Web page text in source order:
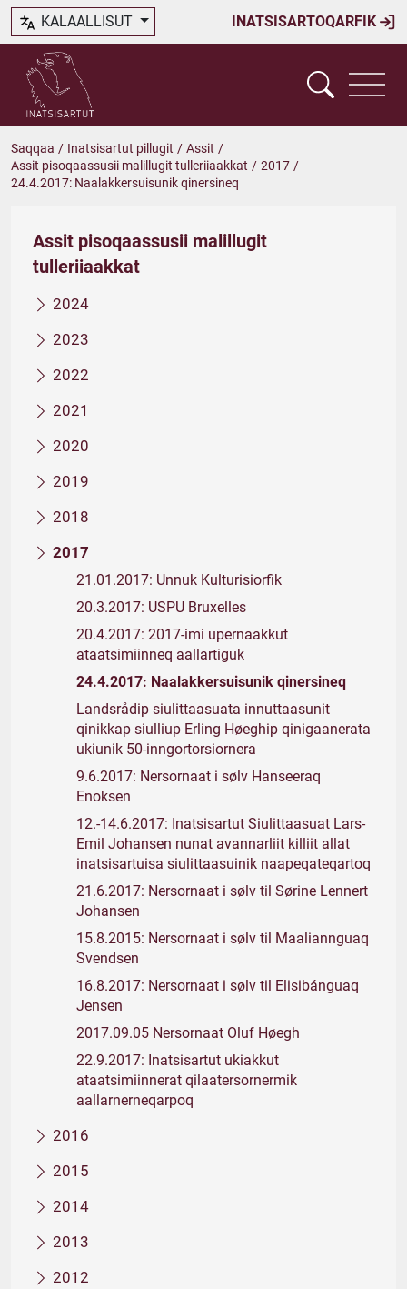
INATSISARTOQARFIK
KALAALLISUT
Saqqaa / Inatsisartut pillugit / Assit /
Assit pisoqaassusii malillugit tulleriiaakkat / 2017 /
24.4.2017: Naalakkersuisunik qinersineq
Assit pisoqaassusii malillugit
tulleriiaakkat
2024
2023
2022
2021
2020
2019
2018
2017
21.01.2017: Unnuk Kulturisiorfik
20.3.2017: USPU Bruxelles
20.4.2017: 2017-imi upernaakkut
ataatsimiinneq aallartiguk
24.4.2017: Naalakkersuisunik qinersineq
Landsrådip siulittaasuata innuttaasunit
qinikkap siulliup Erling Høeghip qinigaanerata
ukiunik 50-inngortorsiornera
9.6.2017: Nersornaat i sølv Hanseeraq
Enoksen
12.-14.6.2017: Inatsisartut Siulittaasuat Lars-
Emil Johansen nunat avannarliit killiit allat
inatsisartuisa siulittaasuinik naapeqateqartoq
21.6.2017: Nersornaat i sølv til Sørine Lennert
Johansen
15.8.2015: Nersornaat i sølv til Maaliannguaq
Svendsen
16.8.2017: Nersornaat i sølv til Elisibánguaq
Jensen
2017.09.05 Nersornaat Oluf Høegh
22.9.2017: Inatsisartut ukiakkut
ataatsimiinnerat qilaatersornermik
aallarnerneqarpoq
2016
2015
2014
2013
2012